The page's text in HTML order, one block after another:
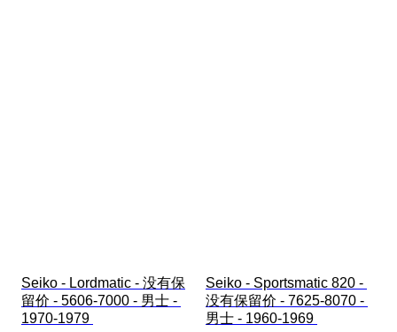
Seiko - Lordmatic - 没有保
留价 - 5606-7000 - 男士 -
1970-1979
Seiko - Sportsmatic 820 -
没有保留价 - 7625-8070 -
男士 - 1960-1969